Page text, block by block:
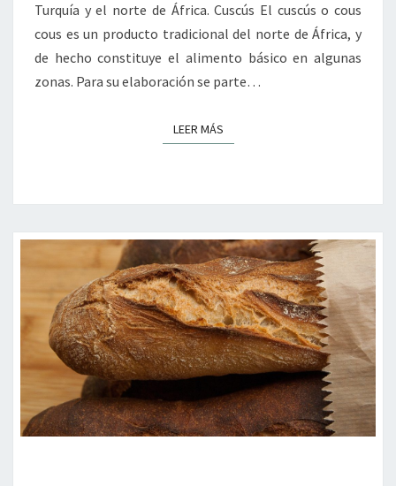
Turquía y el norte de África. Cuscús El cuscús o cous
cous es un producto tradicional del norte de África, y
de hecho constituye el alimento básico en algunas
zonas. Para su elaboración se parte…
LEER MÁSLEER MÁS